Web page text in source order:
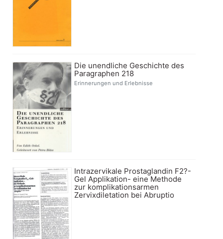
Die unendliche Geschichte des
Paragraphen 218
Erinnerungen und Erlebnisse
Intrazervikale Prostaglandin F2?-
Gel Applikation- eine Methode
zur komplikationsarmen
Zervixdiletation bei Abruptio